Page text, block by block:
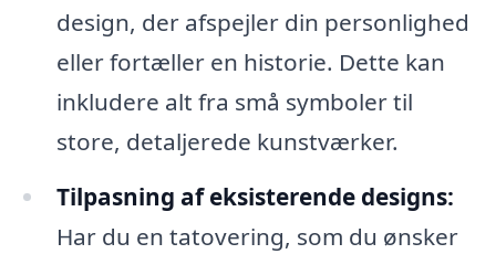
design, der afspejler din personlighed
eller fortæller en historie. Dette kan
inkludere alt fra små symboler til
store, detaljerede kunstværker.
Tilpasning af eksisterende designs:
Har du en tatovering, som du ønsker